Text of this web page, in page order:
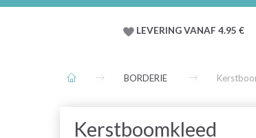
LEVERING VANAF 4.95 €
BORDERIE
Kerstboomkleed